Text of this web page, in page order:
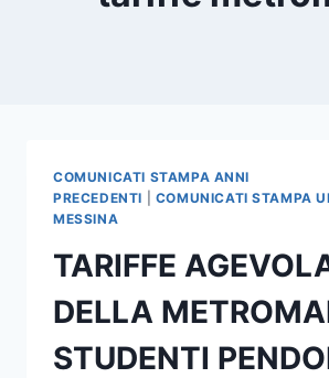
COMUNICATI STAMPA ANNI
PRECEDENTI
COMUNICATI STAMPA
MESSINA
TARIFFE
DELLA
STUDENTI